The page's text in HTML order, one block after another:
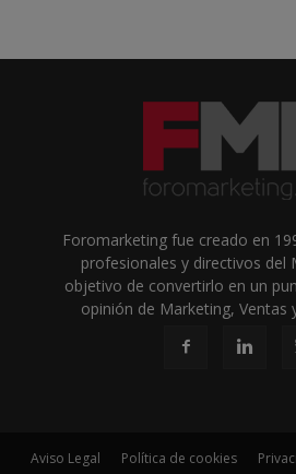
Foromarketing fue creado en
profesionales y directivos del
objetivo de convertirlo en un
opinión de Marketing, Ventas
Aviso Legal Política de cookies